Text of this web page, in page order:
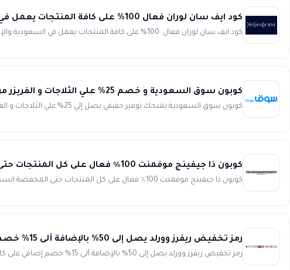
كود ايف سان لوران فعال 100% على كافة المنتجات يعمل في السعودية والإمارات Ysl Beauty
كود ايف سان لوران فعال 100% على كافة المنتجات يعمل في السعودية والإمارات انسخ الكود (WAFY) كود ايف سان...
كوبون سوق السعودية و خصم 25% علي الثلاجات و الفريزر من Souq
كوبون سوق السعودية يمنحك توفير حقيقي يصل إلي 25% علي الثلاجات و الفريزر من أهم البراندات الشهيرة. كما يمكنك التمتع بم...
كوبون ذا جيفينج موفمنت 100٪ فعال على كل المنتجات حتى المخفضة The Giving Movement
كوبون ذا جيفينج موفمنت 100٪ فعال على كل المنتجات حتى المخفضة انسخ الكود (WAFY) استمتع بتخفيضات ذا جيفينج موفم...
رمز تخفيض ريفرز وورلد يصل إلى 50% بالإضافة ألى 15% خصم إضافي على كافة المشتريات Rivers World
رمز تخفيض ريفرز وورلد يصل إلى 50% بالإضافة ألى 15% خصم إضافي على كافة المشتريات تسوق بمتعة وتوفير مع أحدث رمز...